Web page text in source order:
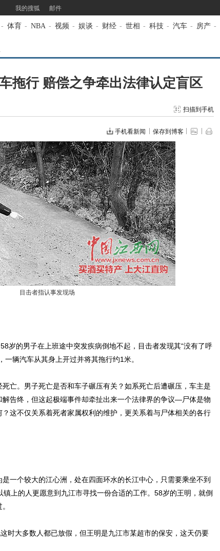
我的搜狐 邮件
- 体育 - NBA - 视频 - 娱谈 - 财经 - 世相 - 科技 - 汽车 - 房产 -
拖行 赔偿之争牵出法律认定盲区
扫描到手机
手机看新闻 保存到博客
目击者指认事发现场
的男子在上班途中突发疾病倒地不起，目击者发现其“没有了呼
辆汽车从其身上开过并将其拖行约1米。
。男子死亡是否和车子碾压有关？如系死亡后遭碾压，车主是
告终，但这起极端事件却牵扯出来一个法律界的争议—尸体是物
这不仅关系着死者家属权利的维护，更关系着与尸体相关的各行
个较大的江心洲，处在四面环水的长江中心，只需要乘坐不到
上的人更愿意到九江市寻找一份合适的工作。58岁的王明，就倒
大多数人都已放假，但王明是九江市某超市的保安，这天仍要